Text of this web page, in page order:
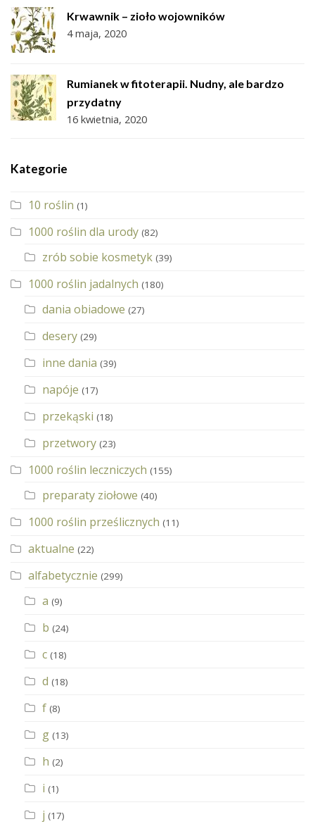
Krwawnik – zioło wojowników
4 maja, 2020
Rumianek w fitoterapii. Nudny, ale bardzo
przydatny
16 kwietnia, 2020
Kategorie
10 roślin (1)
1000 roślin dla urody (82)
zrób sobie kosmetyk (39)
1000 roślin jadalnych (180)
dania obiadowe (27)
desery (29)
inne dania (39)
napóje (17)
przekąski (18)
przetwory (23)
1000 roślin leczniczych (155)
preparaty ziołowe (40)
1000 roślin prześlicznych (11)
aktualne (22)
alfabetycznie (299)
a (9)
b (24)
c (18)
d (18)
f (8)
g (13)
h (2)
i (1)
j (17)